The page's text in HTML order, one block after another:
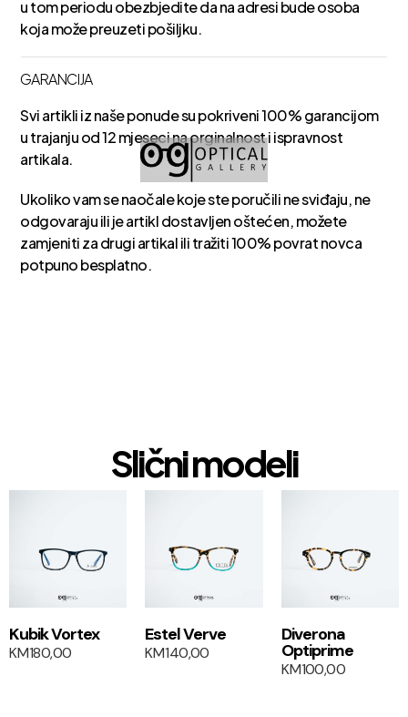
u tom periodu obezbjedite da na adresi bude osoba
koja može preuzeti pošiljku.
GARANCIJA
Svi artikli iz naše ponude su pokriveni 100% garancijom
u trajanju od 12 mjeseci na orginalnost i ispravnost
artikala.
Ukoliko vam se naočale koje ste poručili ne sviđaju, ne
odgovaraju ili je artikl dostavljen oštećen, možete
zamjeniti za drugi artikal ili tražiti 100% povrat novca
potpuno besplatno.
Slični modeli
1+1
Kubik Vortex
KM180,00
Estel Verve
KM140,00
1+1
Diverona
Optiprime
KM100,00